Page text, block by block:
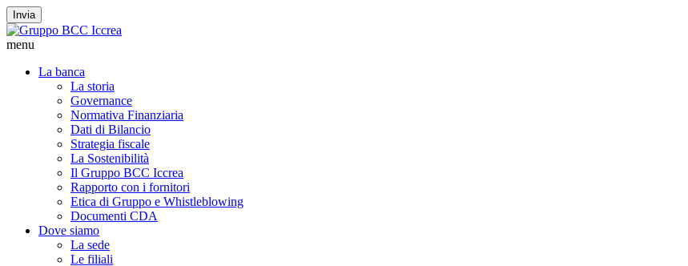
Invia
menu
La banca
La storia
Governance
Normativa Finanziaria
Dati di Bilancio
Strategia fiscale
La Sostenibilità
Il Gruppo BCC Iccrea
Rapporto con i fornitori
Etica di Gruppo e Whistleblowing
Documenti CDA
Dove siamo
La sede
Le filiali